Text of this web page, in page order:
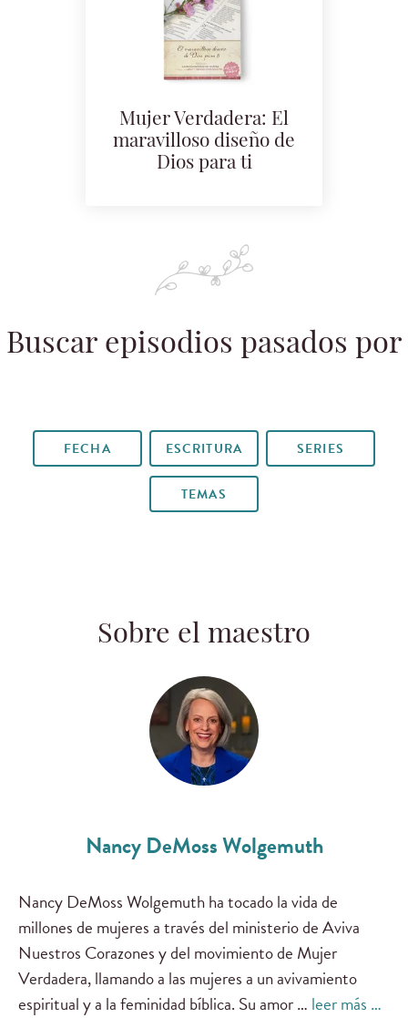
Mujer Verdadera: El
maravilloso diseño de
Dios para ti
Buscar episodios pasados por
FECHA ESCRITURA SERIES
TEMAS
Sobre el maestro
Nancy DeMoss Wolgemuth
Nancy DeMoss Wolgemuth ha tocado la vida de
millones de mujeres a través del ministerio de Aviva
Nuestros Corazones y del movimiento de Mujer
Verdadera, llamando a las mujeres a un avivamiento
espiritual y a la feminidad bíblica. Su amor … leer más …